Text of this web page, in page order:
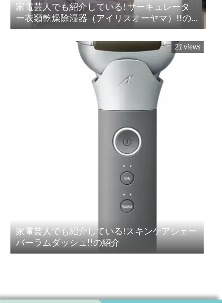
家電芸人でも紹介している! サーキュレータ
ー衣類乾燥除湿器（アイリスオーヤマ）!!の
紹介
家電芸人でも紹介している!スキンケアシェー
バーラムダッシュ!!の紹介
21 views